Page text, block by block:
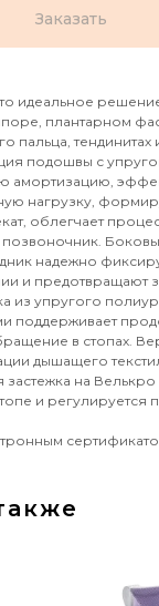
Заказать
идеальное
плантарном
тендинитах
подошвы с
амортизацию,
нагрузку,
облегчает
позвоночник.
надежно
и предотвращают
из упругого
поддерживает
в стопах.
дышащего
застежка на
и регулируется